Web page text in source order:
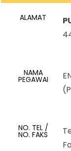
ALAMAT
NAMA
PEGAWAI
NO. TEL /
NO. FAKS